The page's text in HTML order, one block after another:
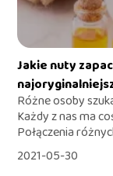
Jakie nuty
Różne osoby
Każdy z nas ma
Połączenia
2021-05-30